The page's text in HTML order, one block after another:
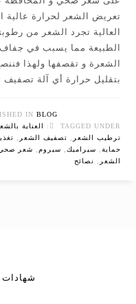
تعريض الشعر لحرارة عالية
العالية تجرد الشعر من
الطبيعة مما يسبب في
الشعرة و تقصفها ولهذا
بتقليل حرارة أي آلة تصفيف
IN BLOG
TAGGED UNDER:
العناية
ترطيب الشعر , تصفيف الشعر ,
حماية, سيراميك, سيروم, شعر
الشعر , نصائح